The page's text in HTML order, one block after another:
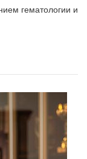
гематологии и